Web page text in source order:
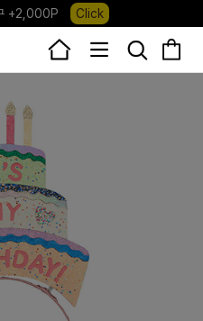
+3,000P
Down
프리오더(~8/10) Click